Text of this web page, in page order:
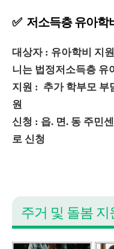
✅ 저소득층 유아학
대상자 : 유아학비 지
니는 법정저소득층 유
지원 : 추가 학부모 부
원
신청 : 읍. 면. 동 주민
로 신청
주거 및 돌봄 지